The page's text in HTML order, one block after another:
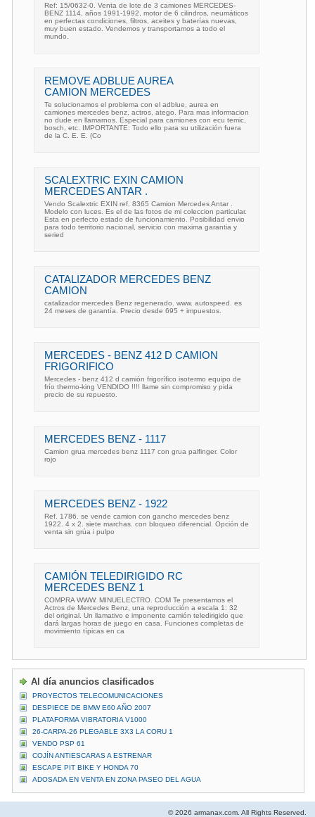
Ref: 15/0632-0. Venta de lote de 3 camiones MERCEDES-
BENZ 1114, años 1991-1992, motor de 6 cilindros, neumáticos
en perfectas condiciones, filtros, aceites y baterías nuevas,
muy buen estado. Vendemos y transportamos a todo el
mundo.
REMOVE ADBLUE AUREA
CAMION MERCEDES
Te solucionamos el problema con el adblue, aurea en
camiones mercedes benz, actros, atego. Para mas informacion
no dude en llamarnos. Especial para camiones con ecu temic,
bosch, etc. IMPORTANTE: Todo ello para su utilización fuera
de la C. E. E. (Co
SCALEXTRIC EXIN CAMION
MERCEDES ANTAR .
Vendo Scalextric EXIN ref. 8365 Camion Mercedes Antar .
Modelo con luces. Es el de las fotos de mi coleccion particular.
Esta en perfecto estado de funcionamiento. Posibilidad envio
para todo territorio nacional, servicio con maxima garantia y
seried
CATALIZADOR MERCEDES BENZ
CAMION
catalizador mercedes Benz regenerado. www. autospeed. es
24 meses de garantía. Precio desde 695 + impuestos.
MERCEDES - BENZ 412 D CAMION
FRIGORIFICO
Mercedes - benz 412 d camión frigorífico isotermo equipo de
frío thermo-king VENDIDO !!!! llame sin compromiso y pida
precio de su repuesto.
MERCEDES BENZ - 1117
Camion grua mercedes benz 1117 con grua palfinger. Color
rojo
MERCEDES BENZ - 1922
Ref. 1786. se vende camion con gancho mercedes benz
1922. 4 x 2. siete marchas. con bloqueo diferencial. Opción de
venta sin grúa i pulpo
CAMIÓN TELEDIRIGIDO RC
MERCEDES BENZ 1
COMPRA WWW. MINUELECTRO. COM Te presentamos el
Actros de Mercedes Benz, una reproducción a escala 1: 32
del original. Un llamativo e imponente camión teledirigido que
dará largas horas de juego en casa. Funciones completas de
movimiento típicas en ca
Al día anuncios clasificados
PROYECTOS TELECOMUNICACIONES
DESPIECE DE BMW E60 AÑO 2007
PLATAFORMA VIBRATORIA V1000
26-CARPA-26 PLEGABLE 3X3 LA CORU 1
VENDO PSP 61
COJÍN ANTIESCARAS A ESTRENAR
ESCAPE PIT BIKE Y HONDA 70
ADOSADA EN VENTA EN ZONA PASEO DEL AGUA
© 2026 armanax.com. All Rights Reserved.